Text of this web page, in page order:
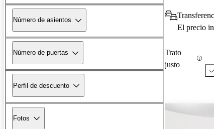
Número de asientos
Número de puertas
Perfil de descuento
Fotos
El precio
Trato
justo